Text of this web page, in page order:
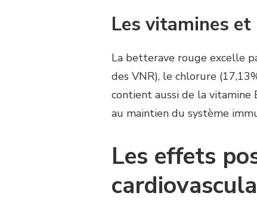
Les vitamines
La betterave rouge excelle
des VNR), le chlorure
contient aussi de la
au maintien du système
Les effets